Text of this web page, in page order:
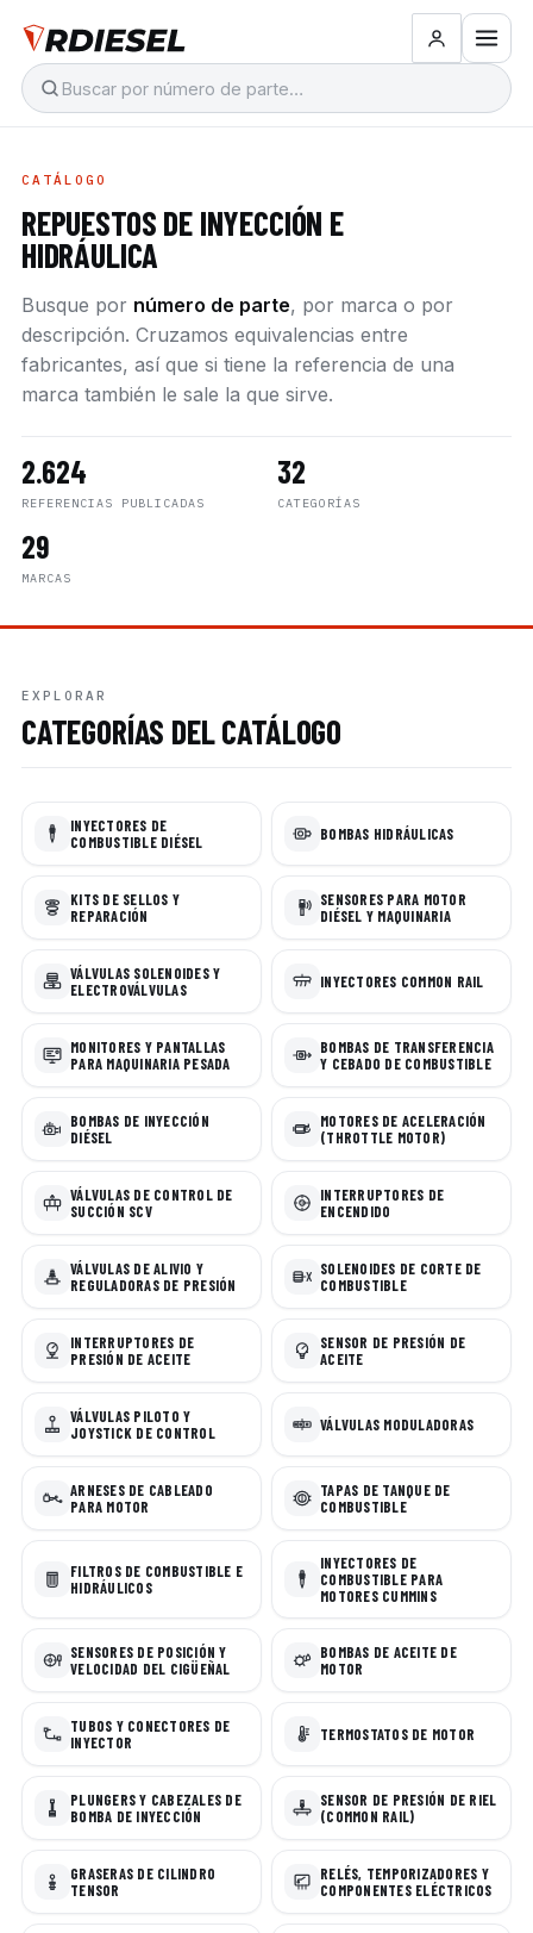
CATÁLOGO
REPUESTOS DE INYECCIÓN E
HIDRÁULICA
Busque por número de parte, por marca o por
descripción. Cruzamos equivalencias entre
fabricantes, así que si tiene la referencia de una
marca también le sale la que sirve.
2.624
REFERENCIAS PUBLICADAS
32
CATEGORÍAS
29
MARCAS
EXPLORAR
CATEGORÍAS DEL CATÁLOGO
INYECTORES DE
COMBUSTIBLE DIÉSEL
BOMBAS HIDRÁULICAS
KITS DE SELLOS Y
REPARACIÓN
SENSORES PARA MOTOR
DIÉSEL Y MAQUINARIA
VÁLVULAS SOLENOIDES Y
ELECTROVÁLVULAS
INYECTORES COMMON RAIL
MONITORES Y PANTALLAS
PARA MAQUINARIA PESADA
BOMBAS DE TRANSFERENCIA
Y CEBADO DE COMBUSTIBLE
BOMBAS DE INYECCIÓN
DIÉSEL
MOTORES DE ACELERACIÓN
(THROTTLE MOTOR)
VÁLVULAS DE CONTROL DE
SUCCIÓN SCV
INTERRUPTORES DE
ENCENDIDO
VÁLVULAS DE ALIVIO Y
REGULADORAS DE PRESIÓN
SOLENOIDES DE CORTE DE
COMBUSTIBLE
INTERRUPTORES DE
PRESIÓN DE ACEITE
SENSOR DE PRESIÓN DE
ACEITE
VÁLVULAS PILOTO Y
JOYSTICK DE CONTROL
VÁLVULAS MODULADORAS
ARNESES DE CABLEADO
PARA MOTOR
TAPAS DE TANQUE DE
COMBUSTIBLE
FILTROS DE COMBUSTIBLE E
HIDRÁULICOS
INYECTORES DE
COMBUSTIBLE PARA
MOTORES CUMMINS
SENSORES DE POSICIÓN Y
VELOCIDAD DEL CIGÜEÑAL
BOMBAS DE ACEITE DE
MOTOR
TUBOS Y CONECTORES DE
INYECTOR
TERMOSTATOS DE MOTOR
PLUNGERS Y CABEZALES DE
BOMBA DE INYECCIÓN
SENSOR DE PRESIÓN DE RIEL
(COMMON RAIL)
GRASERAS DE CILINDRO
TENSOR
RELÉS, TEMPORIZADORES Y
COMPONENTES ELÉCTRICOS